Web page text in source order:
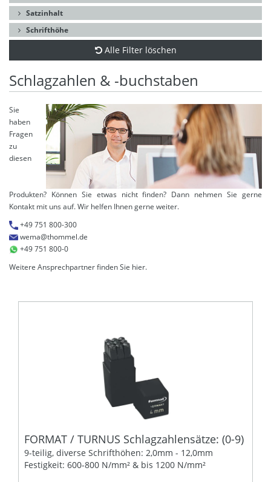
Satzinhalt
Schrifthöhe
Alle Filter löschen
Schlagzahlen & -buchstaben
Sie
haben
Fragen
zu
diesen
Produkten? Können Sie etwas nicht finden? Dann nehmen Sie gerne
Kontakt mit uns auf. Wir helfen Ihnen gerne weiter.
+49 751 800-300
wema@thommel.de
+49 751 800-0
Weitere Ansprechpartner finden Sie hier.
FORMAT / TURNUS Schlagzahlensätze: (0-9)
9-teilig, diverse Schrifthöhen: 2,0mm - 12,0mm
Festigkeit: 600-800 N/mm² & bis 1200 N/mm²